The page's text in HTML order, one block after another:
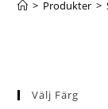
> Produkter >
Välj Färg